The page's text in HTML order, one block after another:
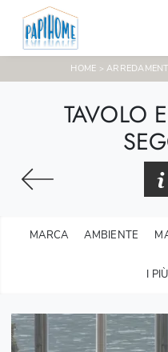
HOME >
TAVOLO
MARCA AMBIENTE
I